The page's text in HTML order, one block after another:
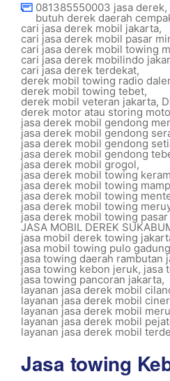
081385550003 jasa derek,
butuh derek daerah
cari jasa derek mobil jakarta,
cari jasa derek mobil pasar
cari jasa derek mobil towing
cari jasa derek mobilindo
cari jasa derek terdekat,
derek mobil towing radio
derek mobil towing tebet,
derek mobil veteran jakarta,
derek motor atau storing
jasa derek mobil gendong
jasa derek mobil gendong
jasa derek mobil gendong
jasa derek mobil gendong
jasa derek mobil grogol,
jasa derek mobil towing
jasa derek mobil towing
jasa derek mobil towing
jasa derek mobil towing
jasa derek mobil towing
JASA MOBIL DEREK
jasa mobil derek towing
jasa mobil towing pulo gadung
jasa towing daerah rambutan
jasa towing kebon jeruk, jasa
jasa towing pancoran jakarta,
layanan jasa derek mobil
layanan jasa derek mobil
layanan jasa derek mobil
layanan jasa derek mobil
layanan jasa derek mobil
Jasa towing